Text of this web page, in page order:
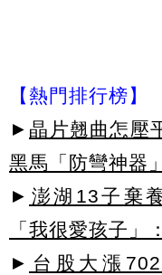
【熱門排行榜】
► 晶片翹曲怎壓
黑馬「防彎神器
► 澎湖13子棄
「我很愛孩子」
► 台股大漲